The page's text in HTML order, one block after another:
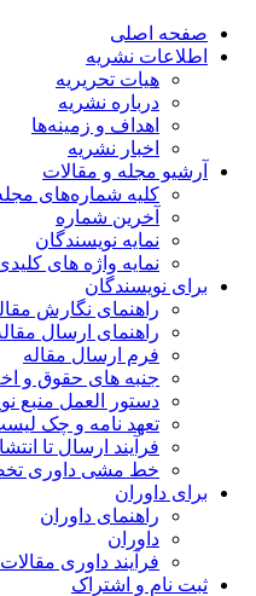
صفحه اصلی
اطلاعات نشریه
هیات تحریریه
درباره نشریه
اهداف و زمینه‌ها
اخبار نشریه
آرشیو مجله و مقالات
کلیه شماره‌های مجله
آخرین شماره
نمایه نویسندگان
نمایه واژه های کلیدی
برای نویسندگان
راهنمای نگارش مقاله
راهنمای ارسال مقاله
فرم ارسال مقاله
جنبه های حقوق و
دستور العمل منبع
تعهد نامه و چک لیست
فرآیند ارسال تا
خط مشی داوری
برای داوران
راهنمای داوران
داوران
فرآیند داوری مقالات
ثبت نام و اشتراک